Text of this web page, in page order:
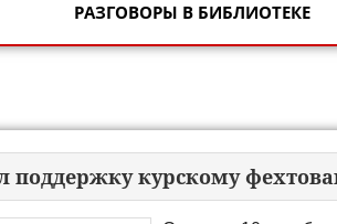
РАЗГОВОРЫ В БИБЛИОТЕКЕ
поддержку курскому